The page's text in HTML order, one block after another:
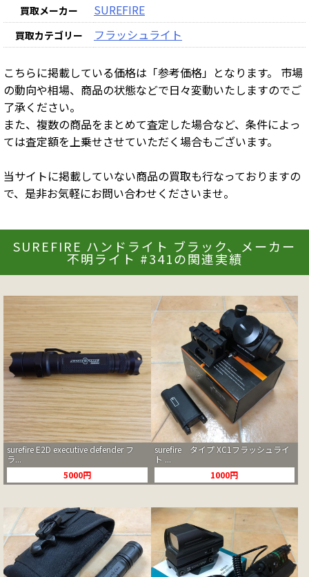
買取メーカー SUREFIRE
買取カテゴリー フラッシュライト
こちらに掲載している価格は「参考価格」となります。 市場
の動向や相場、商品の状態などで日々変動いたしますのでご
了承ください。
また、複数の商品をまとめて査定した場合など、条件によっ
ては査定額を上乗せさせていただく場合もございます。
当サイトに掲載していない商品の買取も行なっておりますの
で、是非お気軽にお問い合わせくださいませ。
SUREFIRE ハンドライト ブラック、メーカー
不明ライト #341の関連実績
surefire E2D executive defender フ
ラ...
5000円
surefire タイプ XC1フラッシュライ
ト ...
1000円